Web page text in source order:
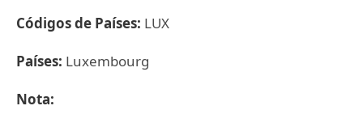
Códigos de Países: LUX
Países: Luxembourg
Nota: